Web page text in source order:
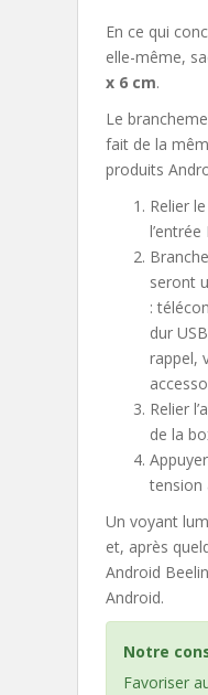
En ce qui
elle-même,
x 6 cm.
Le
fait de la
produits
Relier
seront
:
dur
rappel,
Relier
de la
tension
Un voyant
et, après
Android
Android.
Notre
Favoriser